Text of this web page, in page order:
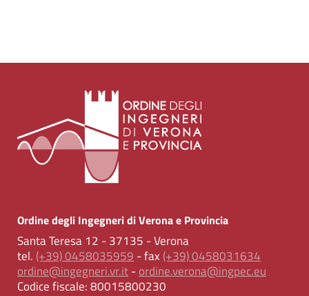
Ordine degli Ingegneri di Verona e Provincia
Santa Teresa 12 - 37135 - Verona
tel. (+39) 0458035959 - fax (+39) 0458031634
ordine@ingegneri.vr.it-ordine.verona@ingpec.eu
Codice fiscale:80015800230